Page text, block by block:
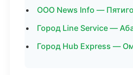
ООО News Info —
Город Line Service —
Город Hub Express —